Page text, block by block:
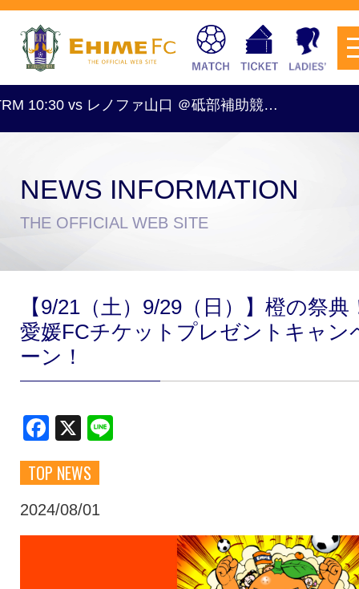
試合日程・結果 アクセス
クラブ・会社情報 レディース
ファンクラブ
チケットを購入
アカデミー
vs レノファ山口 ＠砥部補助競…
NEWS INFORMATION
THE OFFICIAL WEB SITE
【9/21（土）9/29（日）】橙の祭典
愛媛FCチケットプレゼントキャン
ーン！
Facebook
X
TOP NEWS
2024/08/01